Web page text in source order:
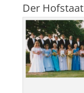
Der Hofstaat